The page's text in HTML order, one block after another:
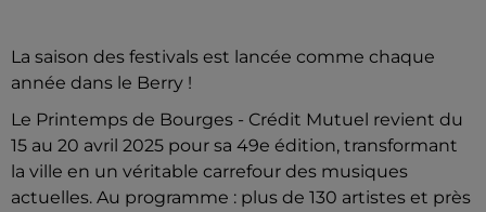
La saison des festivals est lancée comme chaque
année dans le Berry !
Le Printemps de Bourges - Crédit Mutuel revient du
15 au 20 avril 2025 pour sa 49e édition, transformant
la ville en un véritable carrefour des musiques
actuelles. Au programme : plus de 130 artistes et près